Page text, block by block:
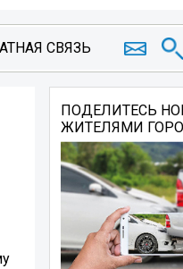
СВЯЗЬ
ПОДЕЛИТЕСЬ
ЖИТЕЛЯМИ